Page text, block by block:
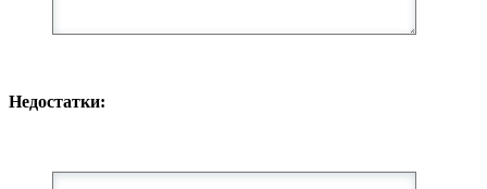
Недостатки: